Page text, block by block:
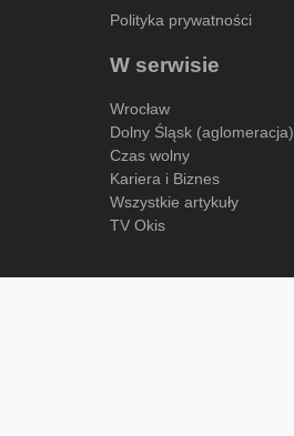
Polityka prywatności
W serwisie
Wrocław
Dolny Śląsk (aglomeracja)
Czas wolny
Kariera i Biznes
Wszystkie artykuły
TV Okis